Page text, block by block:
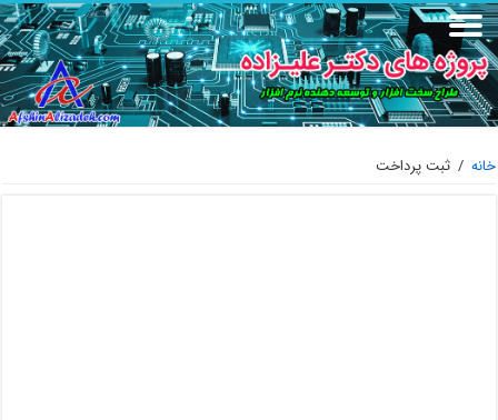
خانه / ثبت پرداخت